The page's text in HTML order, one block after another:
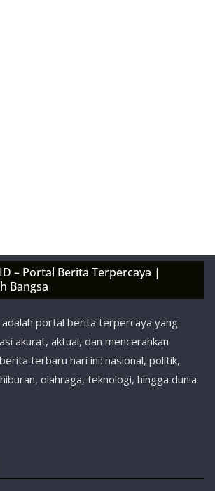
– Portal Berita Terpercaya |
Bangsa
adalah portal berita terpercaya yang
akurat, aktual, dan mencerahkan
terbaru hari ini: nasional, politik,
olahraga, teknologi, hingga dunia